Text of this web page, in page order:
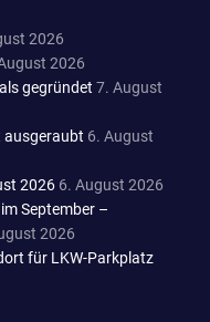
2026
2026
gegründet 7. August
ausgeraubt 6. August
2026 6. August 2026
September –
2026
für LKW-Parkplatz